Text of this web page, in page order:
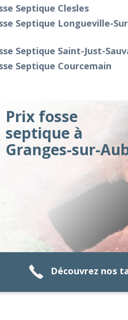
Septique Clesles
Septique Longueville-
Septique Saint-Just-
Septique Courcemain
Prix fosse
septique à
Granges-sur-
Découvrez nos